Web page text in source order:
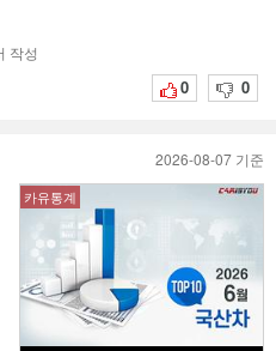
작성
0 0
2026-08-07 기준
카유통계